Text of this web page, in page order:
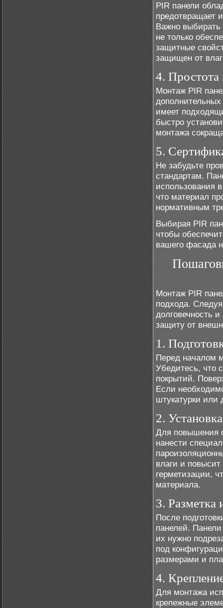
PIR панели
предотвращает
Важно
не только
защитные
защищен от
4.
Монтаж PIR
имеет
быстро
монтажа
5.
Не забудьте
стандартам.
использования
что материал
нормативным
Выбирая PIR
чтобы
вашего фасада
Монтаж PIR
подхода.
долговечность
защиту от
1.
Перед началом
Убедитесь, что
покрытий.
Если
штукатурки или
2.
Для повышения
нанести
влаги и повысит
герметизации,
материала.
3. Разметка
После
панелей.
их нужно
под
размерами и
4.
Для монтажа
крепежные